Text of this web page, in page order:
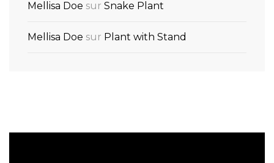
Mellisa Doe sur Snake Plant
Mellisa Doe sur Plant with Stand